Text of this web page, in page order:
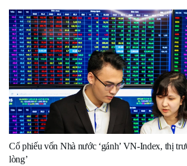
Cổ phiếu vốn Nhà nước ‘gánh’ VN-Index, thị
lòng’